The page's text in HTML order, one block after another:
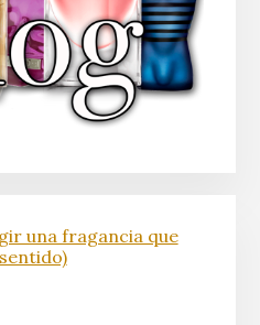
una fragancia que